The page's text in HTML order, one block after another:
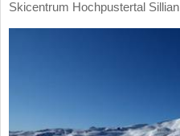
Skicentrum Hochpustertal Sillian